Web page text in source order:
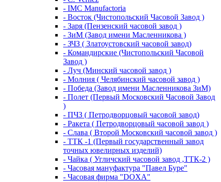
- IMC Manufactoria
- Восток (Чистопольский Часовой Завод )
- Заря (Пензенский часовой завод )
- ЗиМ (Завод имени Масленникова )
- ЗЧЗ ( Златоустовский часовой завод)
- Командирские (Чистопольский Часовой
Завод )
- Луч (Минский часовой завод )
- Молния ( Челябинский часовой завод )
- Победа (Завод имени Масленникова ЗиМ)
- Полет (Первый Московский Часовой Завод
)
- ПЧЗ ( Петродворцовый часовой завод)
- Ракета ( Петродворцовый часовой завод )
- Слава ( Второй Московский часовой завод )
- ТТК -1 (Первый государственный завод
точных ювелирных изделий)
- Чайка ( Угличский часовой завод ,ТТК-2 )
- Часовая мануфактура "Павел Буре"
- Часовая фирма "DOXA"